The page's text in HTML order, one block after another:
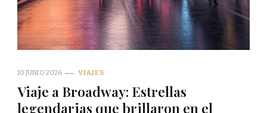
10 JUNIO 2026 VIAJES
Viaje a Broadway: Estrellas
legendarias que brillaron en el